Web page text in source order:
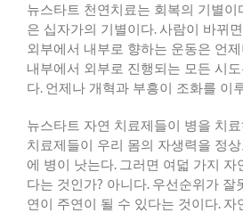
뉴스타트 천연치료는 회복의 기별이
은 십자가의 기별이다.사람이 바뀌
외부에서 내부로 향하는 운동은 언
내부에서 외부로 진행되는 모든 시
다. 언제나 개혁과 부흥이 조화를 이
뉴스타트 자연 치료제들이 병을 치
치료제들이 우리 몸의 자생력을 정
에 병이 낫는다. 그러면 여덟 가지 자
다는 것인가? 아니다. 우선순위가 잘
연이 주연이 될 수 있다는 것이다. 자